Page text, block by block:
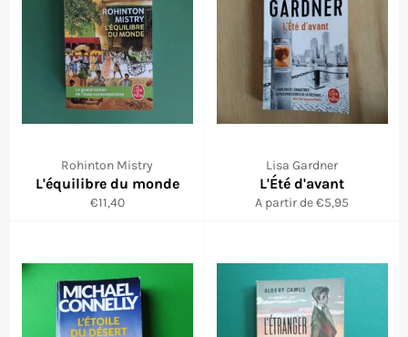
Rohinton Mistry
L'équilibre du monde
Prix
€11,40
Lisa Gardner
L'Été d'avant
A partir de €5,95